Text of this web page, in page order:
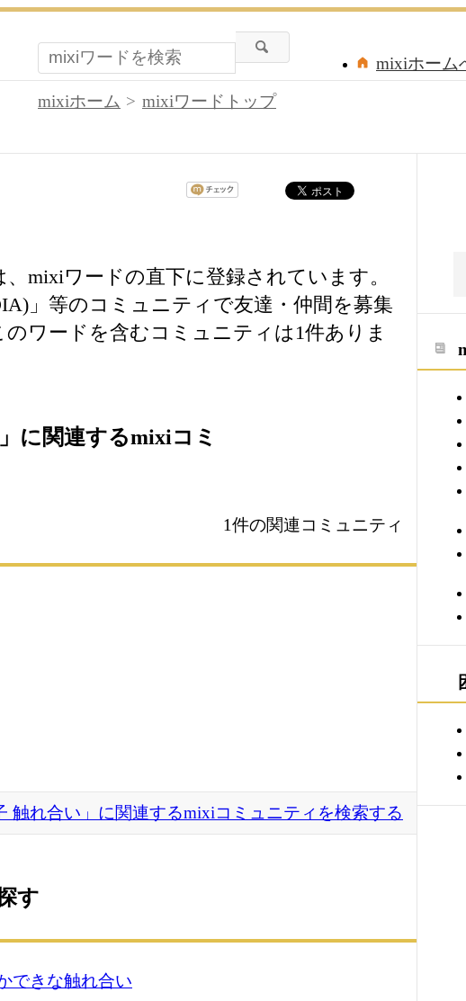
mixiホーム
mixiホーム
mixiワードトップ
、mixiワードの直下に登録されています。
」等のコミュニティで友達・仲間を募集
ワードを含むコミュニティは1件ありま
に関連するmixiコミ
1件の関連コミュニティ
触れ合い」に関連するmixiコミュニティを検索する
す
できな触れ合い